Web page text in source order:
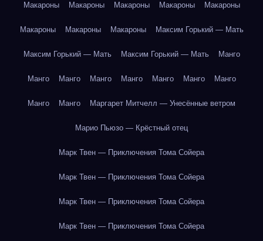
Макароны Макароны Макароны Макароны Макароны
Макароны Макароны Макароны Максим Горький — Мать
Максим Горький — Мать Максим Горький — Мать Манго
Манго Манго Манго Манго Манго Манго Манго
Манго Манго Маргарет Митчелл — Унесённые ветром
Марио Пьюзо — Крёстный отец
Марк Твен — Приключения Тома Сойера
Марк Твен — Приключения Тома Сойера
Марк Твен — Приключения Тома Сойера
Марк Твен — Приключения Тома Сойера